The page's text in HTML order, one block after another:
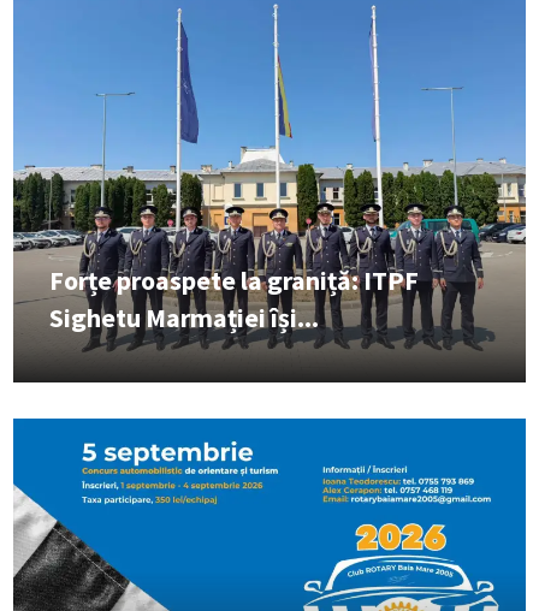
Forțe proaspete la graniță: ITPF
Sighetu Marmației își...